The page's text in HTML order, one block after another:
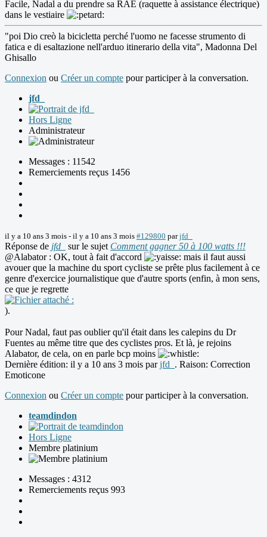
Facile, Nadal a du prendre sa RAE (raquette à assistance électrique)
dans le vestiaire
"poi Dio creò la bicicletta perché l'uomo ne facesse strumento di
fatica e di esaltazione nell'arduo itinerario della vita", Madonna Del
Ghisallo
Connexion ou Créer un compte pour participer à la conversation.
jfd_
Hors Ligne
Administrateur
Messages : 11542
Remerciements reçus 1456
il y a 10 ans 3 mois - il y a 10 ans 3 mois #129800 parjfd_
Réponse de jfd_ sur le sujet Comment gagner 50 à 100 watts !!!
@Alabator : OK, tout à fait d'accord
mais il faut aussi
avouer que la machine du sport cycliste se prête plus facilement à ce
genre d'exercice journalistique que d'autre sports (enfin, à mon sens,
ce que je regrette
).
Pour Nadal, faut pas oublier qu'il était dans les calepins du Dr
Fuentes au même titre que des cyclistes pros. Et là, je rejoins
Alabator, de cela, on en parle bcp moins
Dernière édition: il y a 10 ans 3 mois parjfd_ . Raison: Correction
Emoticone
Connexion ou Créer un compte pour participer à la conversation.
teamdindon
Hors Ligne
Membre platinium
Messages : 4312
Remerciements reçus 993